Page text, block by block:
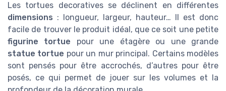
Les tortues decoratives se déclinent en différentes
dimensions : longueur, largeur, hauteur… Il est donc
facile de trouver le produit idéal, que ce soit une petite
figurine tortue pour une étagère ou une grande
statue tortue pour un mur principal. Certains modèles
sont pensés pour être accrochés, d’autres pour être
posés, ce qui permet de jouer sur les volumes et la